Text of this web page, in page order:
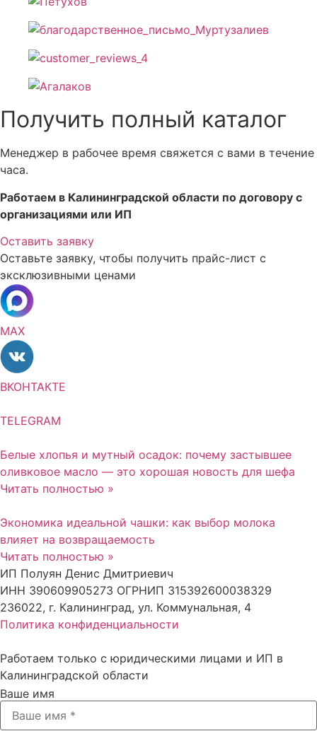
Получить полный каталог
Менеджер в рабочее время свяжется с вами в течение
часа.
Работаем в Калининградской области по договору с
организациями или ИП
Оставить заявку
Оставьте заявку, чтобы получить прайс-лист с
эксклюзивными ценами
MAX
ВКОНТАКТЕ
TELEGRAM
Белые хлопья и мутный осадок: почему застывшее
оливковое масло — это хорошая новость для шефа
Читать полностью »
Экономика идеальной чашки: как выбор молока
влияет на возвращаемость
Читать полностью »
ИП Полуян Денис Дмитриевич
ИНН 390609905273 ОГРНИП 315392600038329
236022, г. Калининград, ул. Коммунальная, 4
Политика конфиденциальности
Работаем только с юридическими лицами и ИП в
Калининградской области
Ваше имя